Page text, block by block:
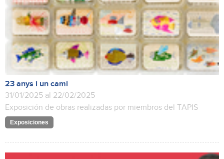
23 anys i un cami
31/01/2025 al 22/02/2025
Exposición de obras realizadas por miembros del TAPIS
Exposiciones